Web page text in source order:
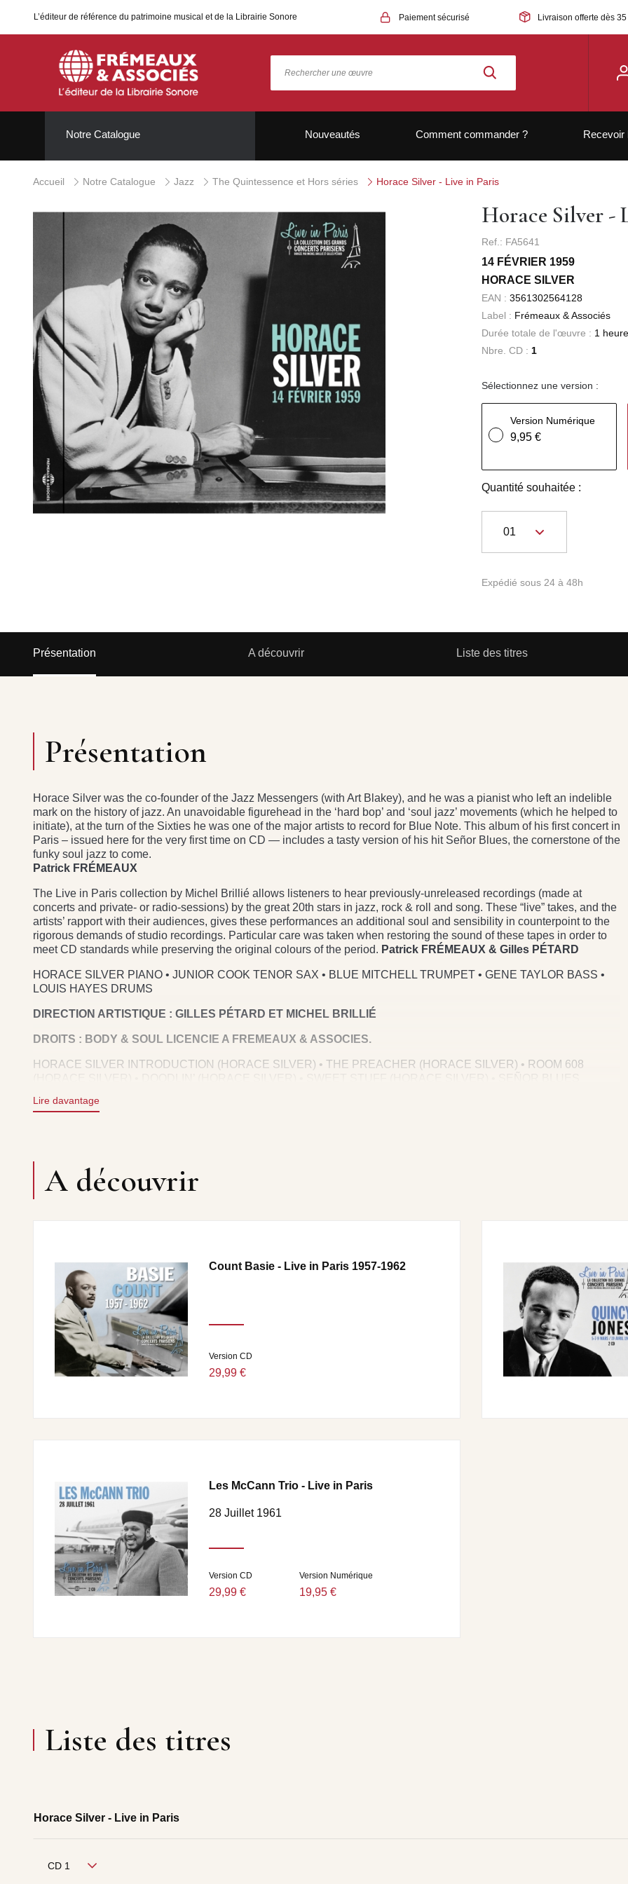
L’éditeur de référence du patrimoine musical et de la Librairie Sonore Paiement sécurisé Livraison offerte dès
Notre Catalogue Nouveautés Comment commander ? Recevoir
Accueil Notre Catalogue Jazz The Quintessence et Hors séries Horace Silver - Live in Paris
Horace Silver -
Ref.: FA5641
14 FÉVRIER 1959
HORACE SILVER
EAN : 3561302564128
Label : Frémeaux & Associés
Durée totale de l'œuvre : 1
Nbre. CD : 1
Sélectionnez une version :
Version Numérique
9,95 €
Quantité souhaitée :
Expédié sous 24 à 48h
Présentation A découvrir Liste des titres
Présentation
Horace Silver was the co-founder of the Jazz Messengers (with Art Blakey), and he was a pianist who left an indelible
mark on the history of jazz. An unavoidable figurehead in the ‘hard bop’ and ‘soul jazz’ movements (which he helped to
initiate), at the turn of the Sixties he was one of the major artists to record for Blue Note. This album of his first concert in
Paris – issued here for the very first time on CD — includes a tasty version of his hit Señor Blues, the cornerstone of the
funky soul jazz to come.
Patrick FRÉMEAUX
The Live in Paris collection by Michel Brillié allows listeners to hear previously-unreleased recordings (made at
concerts and private- or radio-sessions) by the great 20th stars in jazz, rock & roll and song. These “live” takes, and the
artists’ rapport with their audiences, gives these performances an additional soul and sensibility in counterpoint to the
rigorous demands of studio recordings. Particular care was taken when restoring the sound of these tapes in order to
meet CD standards while preserving the original colours of the period. Patrick FRÉMEAUX & Gilles PÉTARD
HORACE SILVER PIANO • JUNIOR COOK TENOR SAX • BLUE MITCHELL TRUMPET • GENE TAYLOR BASS •
LOUIS HAYES DRUMS
DIRECTION ARTISTIQUE : GILLES PÉTARD ET MICHEL BRILLIÉ
DROITS : BODY & SOUL LICENCIE A FREMEAUX & ASSOCIES.
HORACE SILVER INTRODUCTION (HORACE SILVER) • THE PREACHER (HORACE SILVER) • ROOM 608
Lire davantage
A découvrir
Count Basie - Live in Paris 1957-1962
Version CD
29,99 €
Les McCann Trio - Live in Paris
28 Juillet 1961
Version CD
29,99 €
Version Numérique
19,95 €
Liste des titres
Horace Silver - Live in Paris
CD 1